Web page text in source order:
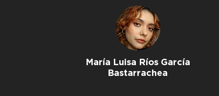
María Luisa Ríos García
Bastarrachea